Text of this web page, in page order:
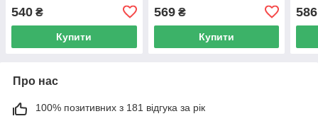
540 ₴
Купити
569₴
Купити
586
Про нас
100% позитивних з 181 відгука за рік